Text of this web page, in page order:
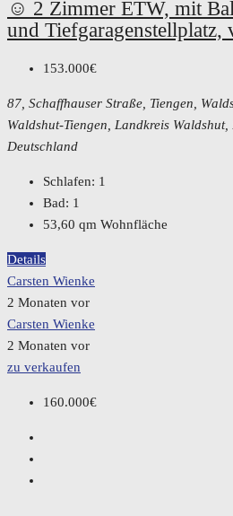
☺️ 2 Zimmer ETW, mit
und Tiefgaragenstellplatz,
153.000€
87, Schaffhauser Straße, Tiengen,
Waldshut-Tiengen, Landkreis
Deutschland
Schlafen: 1
Bad: 1
53,60 qm Wohnfläche
Details
Carsten Wienke
2 Monaten vor
Carsten Wienke
2 Monaten vor
zu verkaufen
160.000€